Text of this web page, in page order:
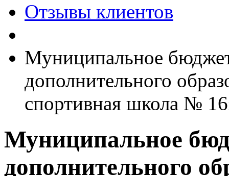
Отзывы клиентов
Муниципальное
дополнительного
спортивная школа №
Муниципальное
дополнительного